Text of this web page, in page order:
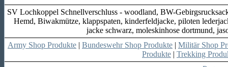
SV Lochkoppel Schnellverschluss - woodland, BW-
Hemd, Biwakmütze, klappspaten, kinderfeldjacke, piloten
jacke schwarz, moleskinhose dortmund,
Army Shop Produkte | Bundeswehr Shop Produkte | Militär Shop
Produkte | Trekking